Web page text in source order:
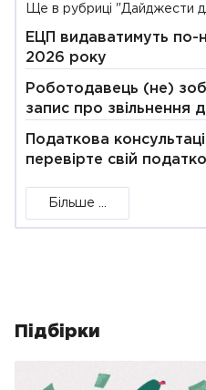
Ще в рубриці "Дайджести
ЕЦП видаватимуть по-
2026 року
Роботодавець (не)
запис про звільнення
Податкова
перевірте свій
Більше ...
Підбірки